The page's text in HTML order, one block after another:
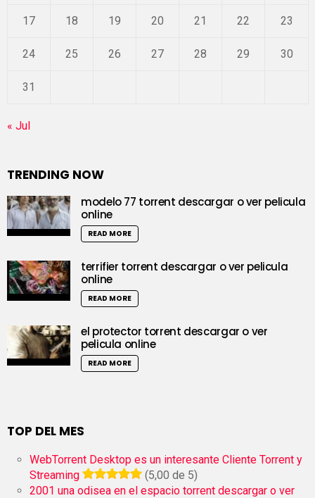
17 18 19 20 21 22 23
24 25 26 27 28 29 30
31
« Jul
TRENDING NOW
modelo 77 torrent descargar o ver pelicula
online
READ MORE
terrifier torrent descargar o ver pelicula
online
READ MORE
el protector torrent descargar o ver
pelicula online
READ MORE
TOP DEL MES
WebTorrent Desktop es un interesante Cliente Torrent y
Streaming
(5,00 de 5)
2001 una odisea en el espacio torrent descargar o ver